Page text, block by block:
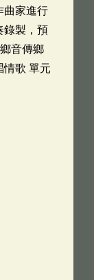
曲家進行
錄製，預
音傳鄉
情歌 單元